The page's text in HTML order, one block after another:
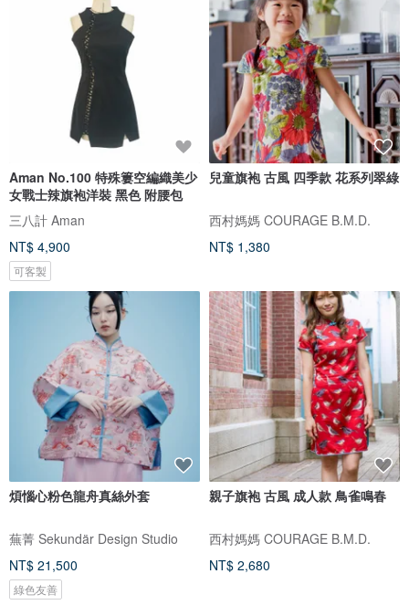
Aman No.100 特殊簍空編織美少
女戰士辣旗袍洋裝 黑色 附腰包
三八計 Aman
NT$ 4,900
可客製
兒童旗袍 古風 四季款 花系列翠綠
西村媽媽 COURAGE B.M.D.
NT$ 1,380
煩惱心粉色龍舟真絲外套
蕪菁 Sekundär Design Studio
NT$ 21,500
綠色友善
親子旗袍 古風 成人款 鳥雀鳴春
西村媽媽 COURAGE B.M.D.
NT$ 2,680